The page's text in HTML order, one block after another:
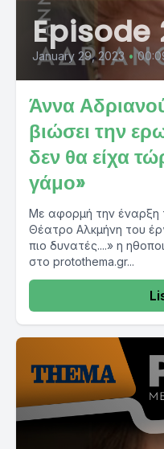
Episode
January 29, 2023 •
Άννα
βιώσει την
δεν θα είχα
γάμο»
Με αφορμή την
Θέατρο Αλκμήνη του
πιο δυνατές....» η
στο protothema.gr...